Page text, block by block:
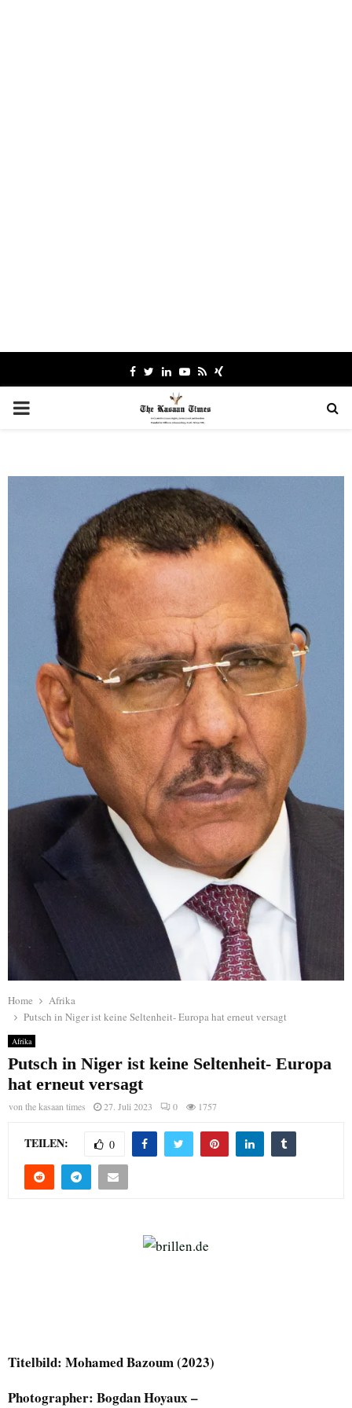
Facebook
TwitterLinkedinYoutube
RssXing
PRIMARY
Home
Afrika
Putsch in Niger ist keine Seltenheit- Europa hat erneut versagt
Afrika
Putsch in Niger ist keine Seltenheit- Europa
hat erneut versagt
vonthe kasaan times 27. Juli 2023 0 1757
TEILEN: 0
Titelbild: Mohamed Bazoum (2023)
Photographer: Bogdan Hoyaux –